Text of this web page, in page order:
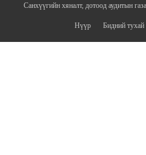
Санхүүгийн хяналт, дотоод аудитын
Нүүр Бидний тухай